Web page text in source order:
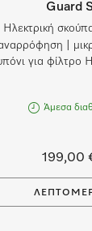
Guard
Ηλεκτρική
|
για φίλτρο
Άμεσα
199,00